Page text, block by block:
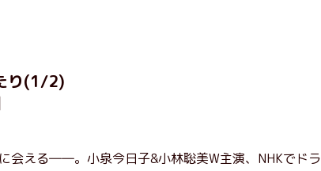
り(1/2)
会える――。小泉今日子&小林聡美W主演、NHKでドラ